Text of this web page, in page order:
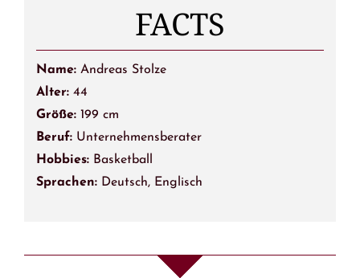
FACTS
Name: Andreas Stolze
Alter: 44
Größe: 199 cm
Beruf: Unternehmensberater
Hobbies: Basketball
Sprachen:Deutsch, Englisch
Die